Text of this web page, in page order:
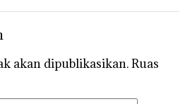
akan dipublikasikan.Ruas